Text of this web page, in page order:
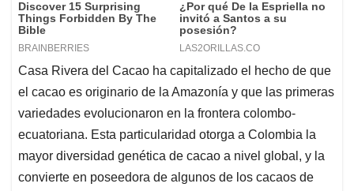
Casa Rivera del Cacao ha capitalizado el hecho de que
el cacao es originario de la Amazonía y que las primeras
variedades evolucionaron en la frontera colombo-
ecuatoriana. Esta particularidad otorga a Colombia la
mayor diversidad genética de cacao a nivel global, y la
convierte en poseedora de algunos de los cacaos de